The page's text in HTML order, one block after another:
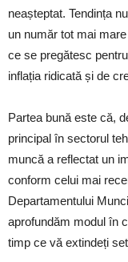
neașteptat. Tendința
un număr tot mai
ce se pregătesc
inflația ridicată și de
Partea bună este că,
principal în sectorul
muncă a reflectat un
conform celui mai
Departamentului
aprofundăm modul în
timp ce vă extindeți